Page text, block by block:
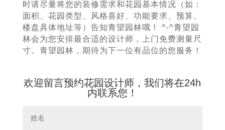
时请尽量将您的装修需求和花园基本情况（如：
面积、花园类型、风格喜好、功能要求、预算、
楼盘具体地址等）告知青望园林哦！ ^-^青望园
林会为您安排最合适的设计师，上门免费测量尺
寸。青望园林，期待为下一位有品位的您服务！
欢迎留言预约花园设计师，我们将在24h
内联系您！